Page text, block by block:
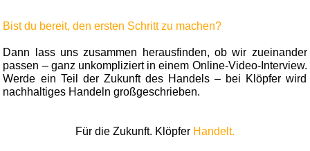
Bist du bereit, den ersten Schritt zu machen?
Dann lass uns zusammen herausfinden, ob wir zueinander
passen – ganz unkompliziert in einem Online-Video-Interview.
Werde ein Teil der Zukunft des Handels – bei Klöpfer wird
nachhaltiges Handeln großgeschrieben.
Für die Zukunft. Klöpfer Handelt.